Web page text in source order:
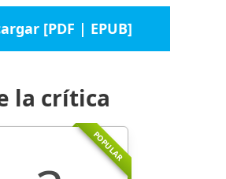
[PDF | EPUB]
la crítica
POPULAR